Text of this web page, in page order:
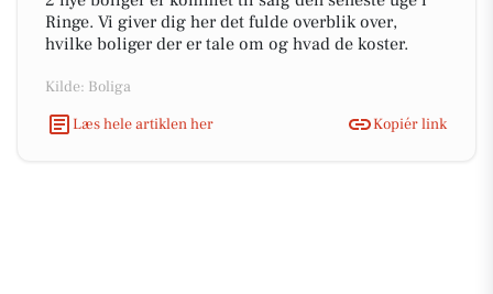
Ringe. Vi giver dig her det fulde overblik over,
hvilke boliger der er tale om og hvad de koster.
Kilde: Boliga
Læs hele artiklen her
Kopiér link